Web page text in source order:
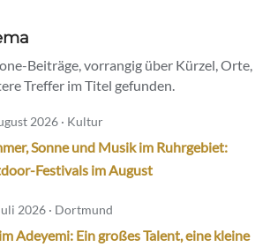
Beiträge, vorrangig über Kürzel, Orte,
Treffer im Titel gefunden.
2026 · Kultur
Sonne und Musik im Ruhrgebiet:
Festivals im August
2026 · Dortmund
Adeyemi: Ein großes Talent, eine kleine